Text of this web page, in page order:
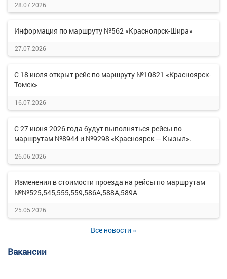
28.07.2026
Информация по маршруту №562 «Красноярск-Шира»
27.07.2026
С 18 июля открыт рейс по маршруту №10821 «Красноярск-
Томск»
16.07.2026
С 27 июня 2026 года будут выполняться рейсы по
маршрутам №8944 и №9298 «Красноярск — Кызыл».
26.06.2026
Изменения в стоимости проезда на рейсы по маршрутам
№№525,545,555,559,586А,588А,589А
25.05.2026
Все новости »
Вакансии